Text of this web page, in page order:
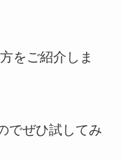
をご紹介しま
でぜひ試してみ